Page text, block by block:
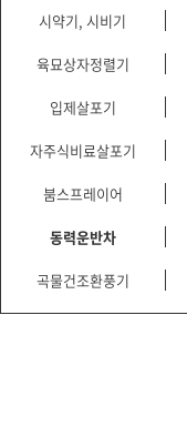
시약기, 시비기
육묘상자정렬기
입제살포기
자주식비료살포기
붐스프레이어
동력운반차
곡물건조환풍기